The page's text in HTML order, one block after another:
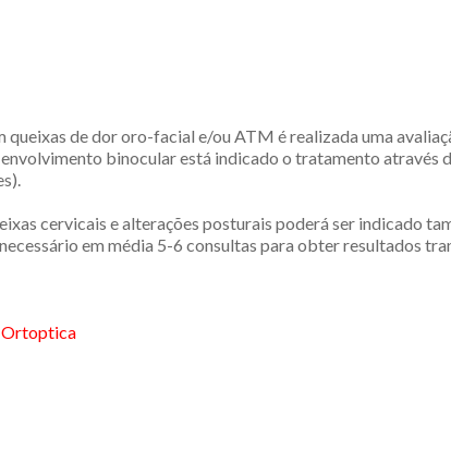
queixas de dor oro-facial e/ou ATM é realizada uma
binocular está indicado o tratamento através
cervicais e alterações posturais poderá ser indicado
em média 5-6 consultas para obter resultados
Ortoptica